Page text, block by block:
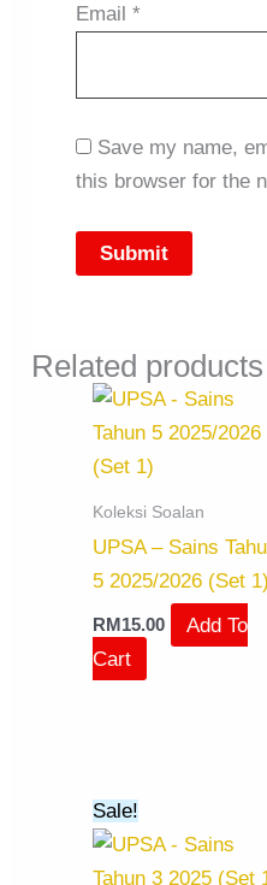
Email *
Save my name,
this browser for the
Related products
Koleksi Soalan
UPSA – Sains
5 2025/2026 (Set 1)
RM15.00
Add To
Cart
Sale!
was:
RM15.00.